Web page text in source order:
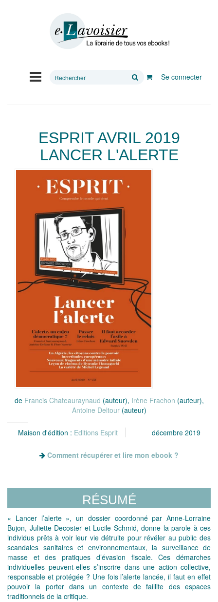
Rechercher
Se connecter
ESPRIT AVRIL 2019
LANCER L'ALERTE
de Francis Chateauraynaud (auteur), Irène Frachon (auteur),
Antoine Deltour(auteur)
Maison d'édition : Editions Esprit décembre 2019
Comment récupérer et lire mon ebook ?
RÉSUMÉ
« Lancer l’alerte », un dossier coordonné par Anne-Lorraine
Bujon, Juliette Decoster et Lucile Schmid, donne la parole à ces
individus prêts à voir leur vie détruite pour révéler au public des
scandales sanitaires et environnementaux, la surveillance de
masse et des pratiques d’évasion fiscale. Ces démarches
individuelles peuvent-elles s’inscrire dans une action collective,
responsable et protégée ? Une fois l’alerte lancée, il faut en effet
pouvoir la porter dans un contexte de faillite des espaces
traditionnels de la critique.